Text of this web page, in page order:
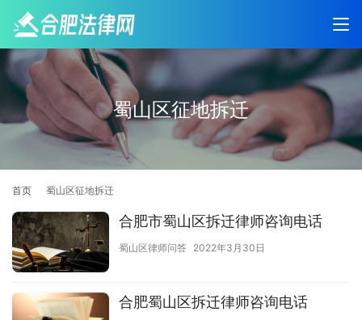
蜀山区征地拆迁
首页 蜀山区征地拆迁
合肥市蜀山区拆迁律师咨询电话
蜀山区律师问答 2022年3月30日
合肥蜀山区拆迁律师咨询电话